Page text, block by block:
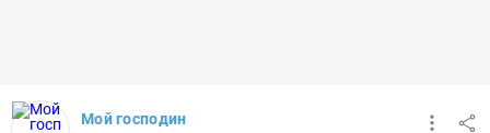
Мой господин